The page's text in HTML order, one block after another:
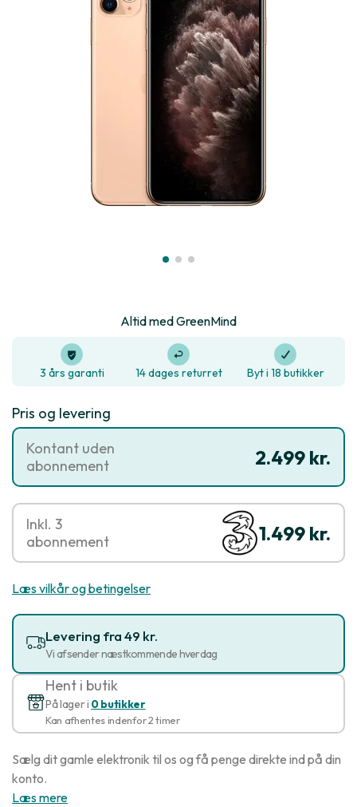
Altid med GreenMind
3 års garanti 14 dages returret Byt i 18 butikker
Pris og levering
2.499 kr.
Kontant uden
abonnement
1.499 kr.
Inkl. 3
abonnement
Læs vilkår og betingelser
Levering fra 49 kr.
Vi afsender næstkommende hverdag
Hent i butik
På lager i 0 butikker
Kan afhentes indenfor 2 timer
Sælg dit gamle elektronik til os og få penge direkte ind på din
konto.
Læs mere